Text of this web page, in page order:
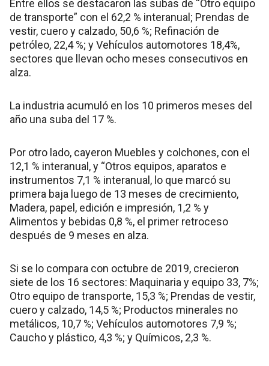
Entre ellos se destacaron las subas de “Otro equipo
de transporte” con el 62,2 % interanual; Prendas de
vestir, cuero y calzado, 50,6 %; Refinación de
petróleo, 22,4 %; y Vehículos automotores 18,4%,
sectores que llevan ocho meses consecutivos en
alza.
La industria acumuló en los 10 primeros meses del
año una suba del 17 %.
Por otro lado, cayeron Muebles y colchones, con el
12,1 % interanual, y “Otros equipos, aparatos e
instrumentos 7,1 % interanual, lo que marcó su
primera baja luego de 13 meses de crecimiento,
Madera, papel, edición e impresión, 1,2 % y
Alimentos y bebidas 0,8 %, el primer retroceso
después de 9 meses en alza.
Si se lo compara con octubre de 2019, crecieron
siete de los 16 sectores: Maquinaria y equipo 33, 7%;
Otro equipo de transporte, 15,3 %; Prendas de vestir,
cuero y calzado, 14,5 %; Productos minerales no
metálicos, 10,7 %; Vehículos automotores 7,9 %;
Caucho y plástico, 4,3 %; y Químicos, 2,3 %.